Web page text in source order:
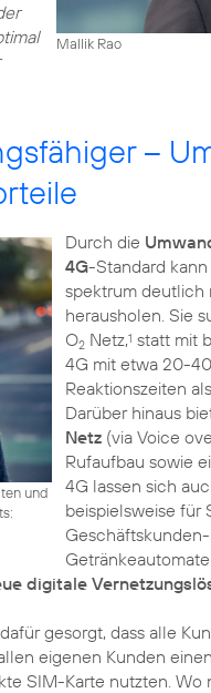
Mallik Rao
–
und
Durch die
4G-Standard kann
spektrum deutlich
herausholen. Sie
O2Netz,1 statt mit
4G mit etwa 20-
Reaktionszeiten
Darüber hinaus
Netz(via Voice
Rufaufbau sowie
4G lassen sich
beispielsweise für
digitale
gesorgt, dass alle
eigenen Kunden einen
SIM-Karte nutzten.